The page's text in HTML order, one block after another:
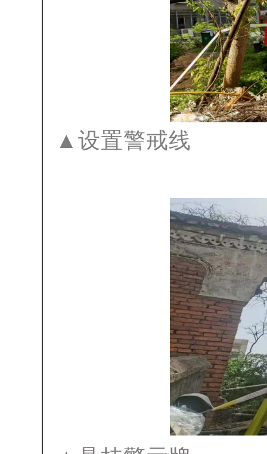
▲设置警戒线